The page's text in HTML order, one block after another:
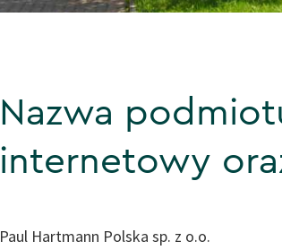
Nazwa
internetowy
Paul Hartmann Polska sp. z o.o.